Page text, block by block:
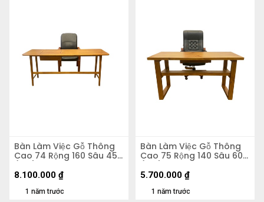
Bàn Làm Việc Gỗ Thông
Cao 74 Rộng 160 Sâu 45
(cm)
1 năm trước
8.100.000 ₫
Bàn Làm Việc Gỗ Thông
Cao 75 Rộng 140 Sâu 60
(cm)
1 năm trước
5.700.000 ₫